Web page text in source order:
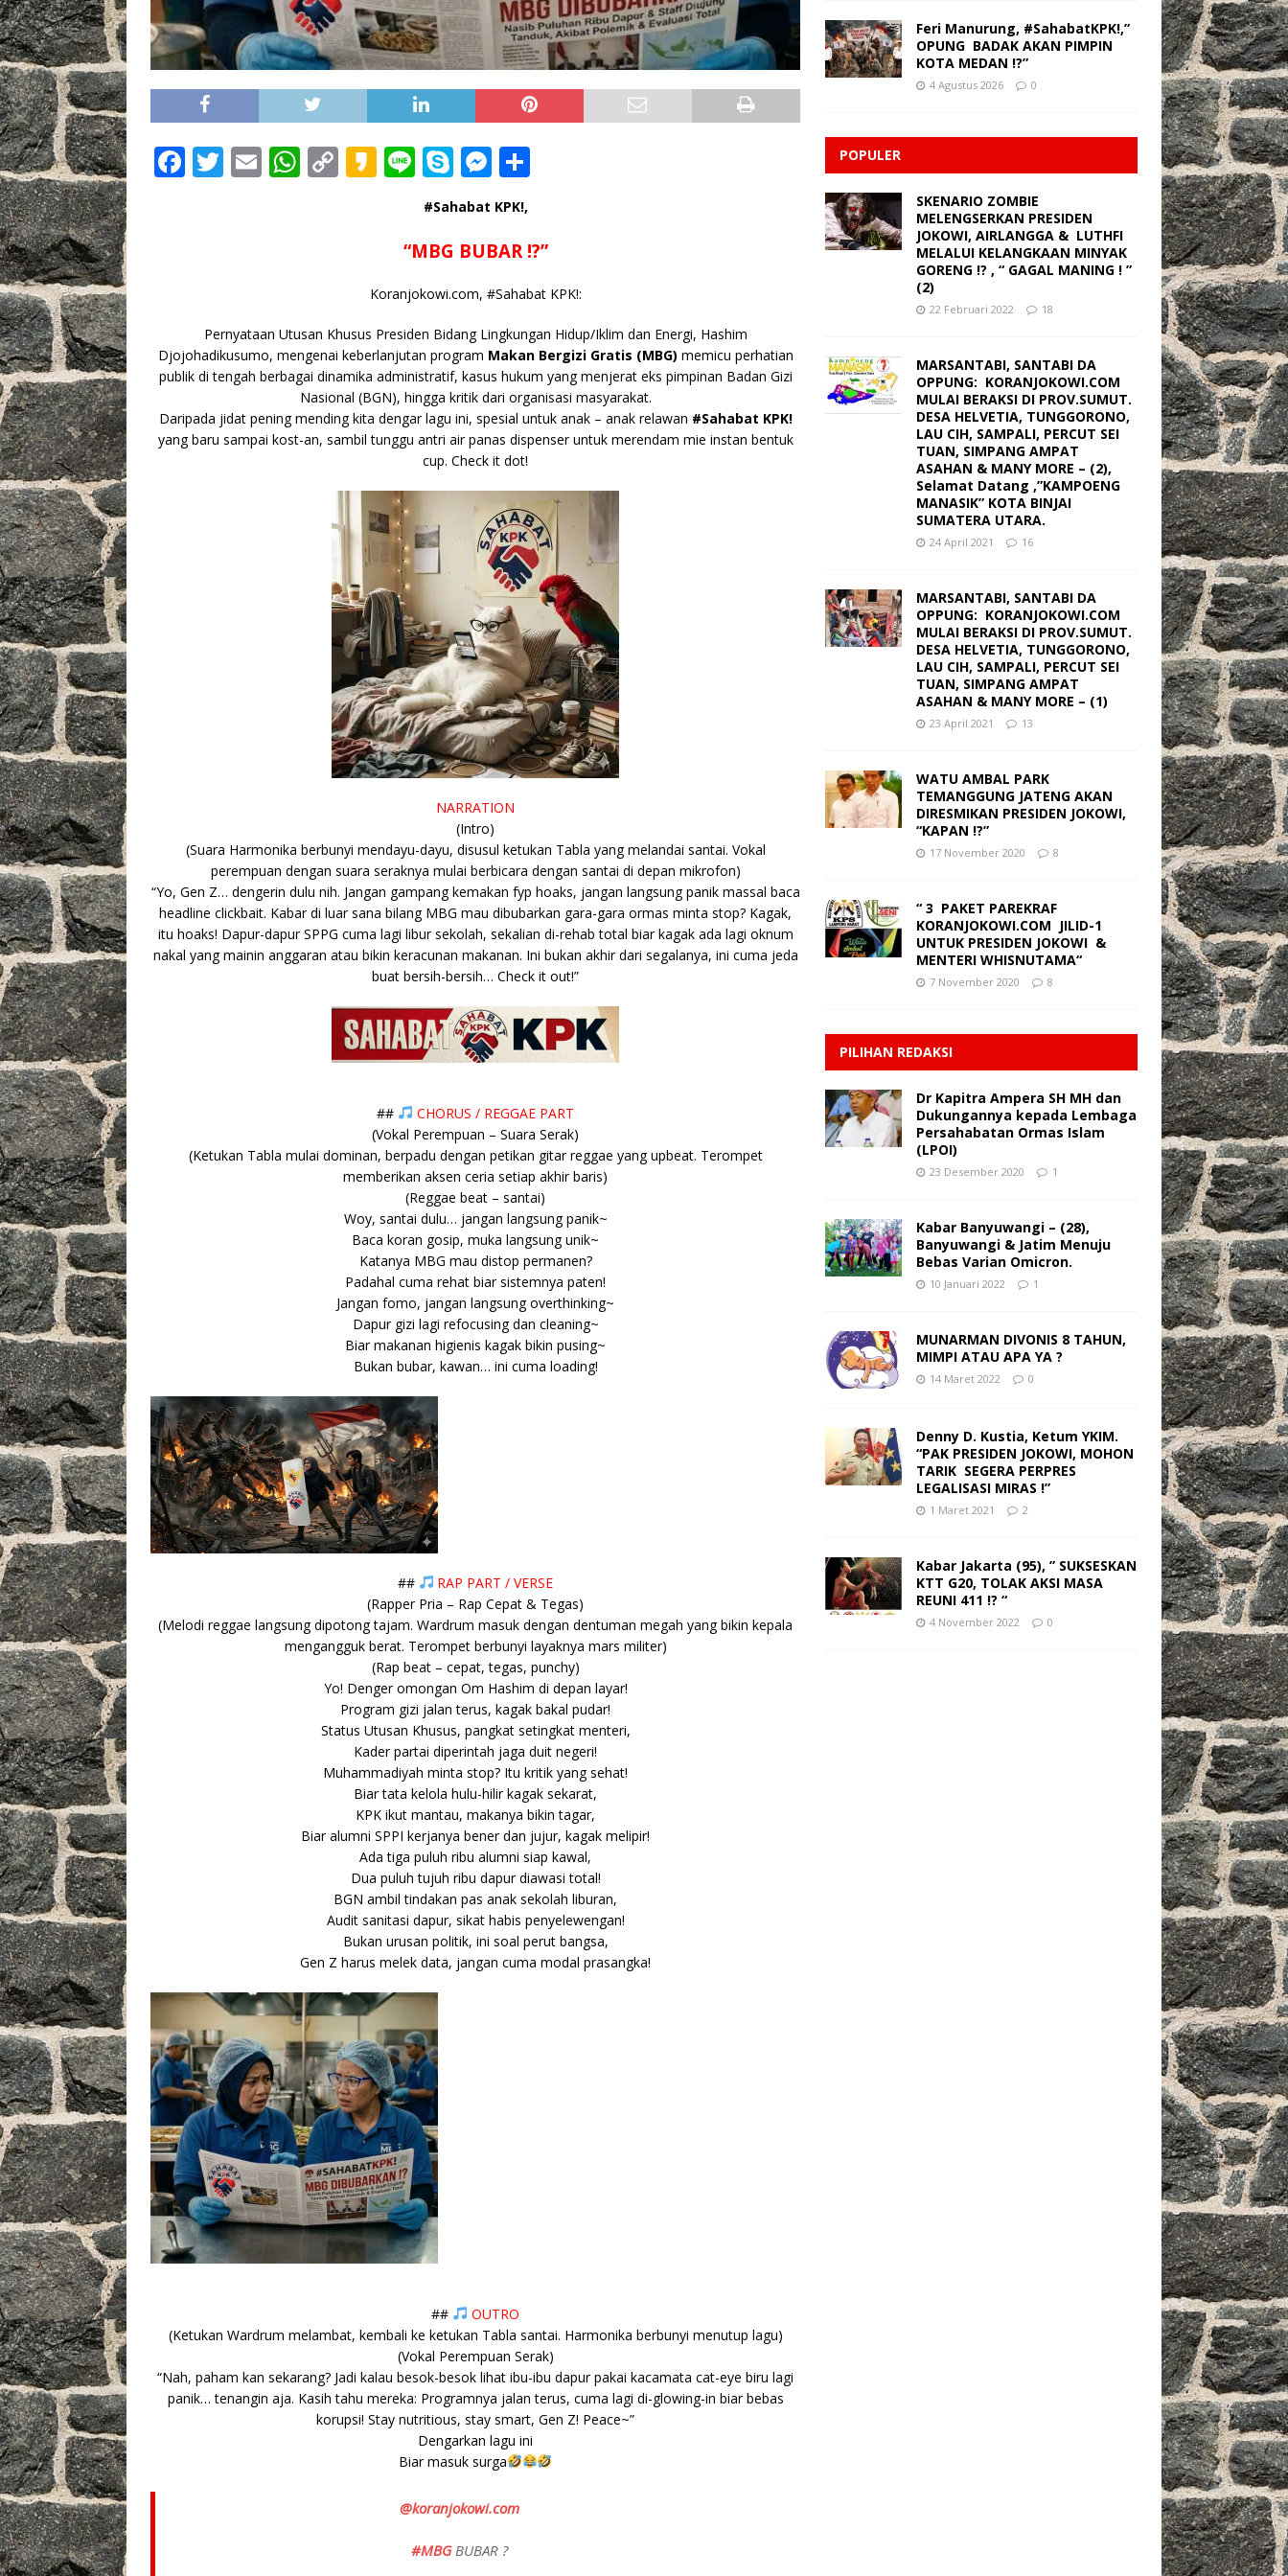
F
o
k
T E W
p
C
k
K
o
Li
n
e
S
k
y
p
e
M
e
ss
e
n
e
r
e
#Sahabat KPK!,
“MBG BUBAR !?”
Koranjokowi.com, #Sahabat KPK!:
Pernyataan Utusan Khusus Presiden Bidang Lingkungan Hidup/Iklim dan Energi, Hashim
Djojohadikusumo, mengenai keberlanjutan program Makan Bergizi Gratis (MBG) memicu perhatian
publik di tengah berbagai dinamika administratif, kasus hukum yang menjerat eks pimpinan Badan Gizi
Nasional (BGN), hingga kritik dari organisasi masyarakat.
Daripada jidat pening mending kita dengar lagu ini, spesial untuk anak – anak relawan #Sahabat KPK!
yang baru sampai kost-an, sambil tunggu antri air panas dispenser untuk merendam mie instan bentuk
cup. Check it dot!
NARRATION
(Intro)
(Suara Harmonika berbunyi mendayu-dayu, disusul ketukan Tabla yang melandai santai. Vokal
perempuan dengan suara seraknya mulai berbicara dengan santai di depan mikrofon)
“Yo, Gen Z… dengerin dulu nih. Jangan gampang kemakan fyp hoaks, jangan langsung panik massal baca
headline clickbait. Kabar di luar sana bilang MBG mau dibubarkan gara-gara ormas minta stop? Kagak,
itu hoaks! Dapur-dapur SPPG cuma lagi libur sekolah, sekalian di-rehab total biar kagak ada lagi oknum
nakal yang mainin anggaran atau bikin keracunan makanan. Ini bukan akhir dari segalanya, ini cuma jeda
buat bersih-bersih… Check it out!”
##
CHORUS / REGGAE PART
(Vokal Perempuan – Suara Serak)
(Ketukan Tabla mulai dominan, berpadu dengan petikan gitar reggae yang upbeat. Terompet
memberikan aksen ceria setiap akhir baris)
(Reggae beat – santai)
Woy, santai dulu… jangan langsung panik~
Baca koran gosip, muka langsung unik~
Katanya MBG mau distop permanen?
Padahal cuma rehat biar sistemnya paten!
Jangan fomo, jangan langsung overthinking~
Dapur gizi lagi refocusing dan cleaning~
Biar makanan higienis kagak bikin pusing~
Bukan bubar, kawan… ini cuma loading!
##
RAP PART / VERSE
(Rapper Pria – Rap Cepat & Tegas)
(Melodi reggae langsung dipotong tajam. Wardrum masuk dengan dentuman megah yang bikin kepala
mengangguk berat. Terompet berbunyi layaknya mars militer)
(Rap beat – cepat, tegas, punchy)
Yo! Denger omongan Om Hashim di depan layar!
Program gizi jalan terus, kagak bakal pudar!
Status Utusan Khusus, pangkat setingkat menteri,
Kader partai diperintah jaga duit negeri!
Muhammadiyah minta stop? Itu kritik yang sehat!
Biar tata kelola hulu-hilir kagak sekarat,
KPK ikut mantau, makanya bikin tagar,
Biar alumni SPPI kerjanya bener dan jujur, kagak melipir!
Ada tiga puluh ribu alumni siap kawal,
Dua puluh tujuh ribu dapur diawasi total!
BGN ambil tindakan pas anak sekolah liburan,
Audit sanitasi dapur, sikat habis penyelewengan!
Bukan urusan politik, ini soal perut bangsa,
Gen Z harus melek data, jangan cuma modal prasangka!
##
OUTRO
(Ketukan Wardrum melambat, kembali ke ketukan Tabla santai. Harmonika berbunyi menutup lagu)
(Vokal Perempuan Serak)
“Nah, paham kan sekarang? Jadi kalau besok-besok lihat ibu-ibu dapur pakai kacamata cat-eye biru lagi
panik… tenangin aja. Kasih tahu mereka: Programnya jalan terus, cuma lagi di-glowing-in biar bebas
korupsi! Stay nutritious, stay smart, Gen Z! Peace~”
Dengarkan lagu ini
Biar masuk surga
@koranjokowi.com
#MBGBUBAR ?
Feri Manurung, #SahabatKPK!,”
OPUNG BADAK AKAN PIMPIN
KOTA MEDAN !?”
4 Agustus 2026 0
POPULER
SKENARIO ZOMBIE
MELENGSERKAN PRESIDEN
JOKOWI, AIRLANGGA & LUTHFI
MELALUI KELANGKAAN MINYAK
GORENG !? , “ GAGAL MANING ! ”
(2)
22 Februari 2022 18
MARSANTABI, SANTABI DA
OPPUNG: KORANJOKOWI.COM
MULAI BERAKSI DI PROV.SUMUT.
DESA HELVETIA, TUNGGORONO,
LAU CIH, SAMPALI, PERCUT SEI
TUAN, SIMPANG AMPAT
ASAHAN & MANY MORE – (2),
Selamat Datang ,”KAMPOENG
MANASIK” KOTA BINJAI
SUMATERA UTARA.
24 April 2021 16
MARSANTABI, SANTABI DA
OPPUNG: KORANJOKOWI.COM
MULAI BERAKSI DI PROV.SUMUT.
DESA HELVETIA, TUNGGORONO,
LAU CIH, SAMPALI, PERCUT SEI
TUAN, SIMPANG AMPAT
ASAHAN & MANY MORE – (1)
23 April 2021 13
WATU AMBAL PARK
TEMANGGUNG JATENG AKAN
DIRESMIKAN PRESIDEN JOKOWI,
“KAPAN !?”
17 November 2020 8
“ 3 PAKET PAREKRAF
KORANJOKOWI.COM JILID-1
UNTUK PRESIDEN JOKOWI &
MENTERI WHISNUTAMA“
7 November 2020 8
PILIHAN REDAKSI
Dr Kapitra Ampera SH MH dan
Dukungannya kepada Lembaga
Persahabatan Ormas Islam
(LPOI)
23 Desember 2020 1
Kabar Banyuwangi – (28),
Banyuwangi & Jatim Menuju
Bebas Varian Omicron.
10 Januari 2022 1
MUNARMAN DIVONIS 8 TAHUN,
MIMPI ATAU APA YA ?
14 Maret 2022 0
Denny D. Kustia, Ketum YKIM.
“PAK PRESIDEN JOKOWI, MOHON
TARIK SEGERA PERPRES
LEGALISASI MIRAS !”
1 Maret 2021 2
Kabar Jakarta (95), ” SUKSESKAN
KTT G20, TOLAK AKSI MASA
REUNI 411 !? “
4 November 2022 0